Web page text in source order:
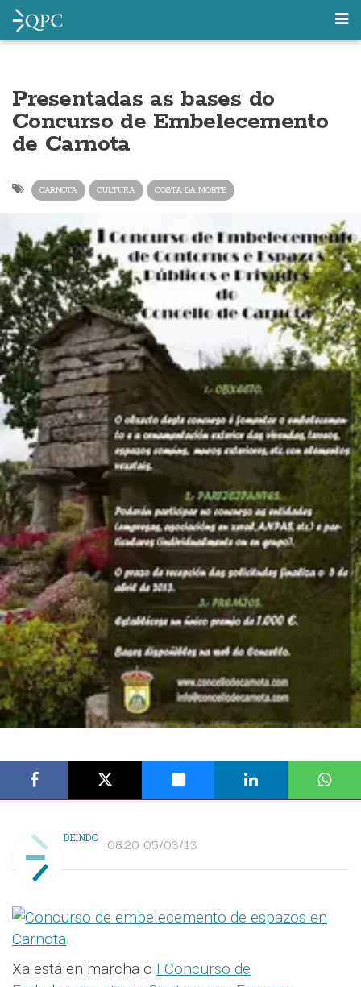
Presentadas as bases do
Concurso de Embelecemento
de Carnota
CARNOTA CULTURA COSTA DA MORTE
DEINDO 08:20 05/03/13
Xa está en marcha o I Concurso de